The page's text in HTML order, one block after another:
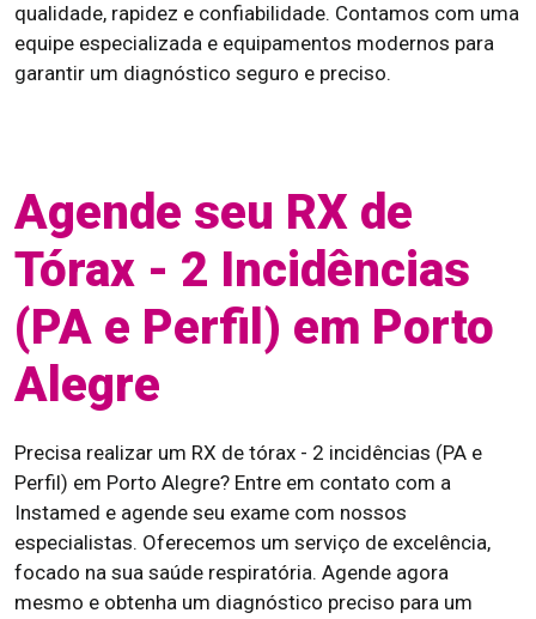
qualidade, rapidez e confiabilidade. Contamos com uma
equipe especializada e equipamentos modernos para
garantir um diagnóstico seguro e preciso.
Agende seu RX de
Tórax - 2 Incidências
(PA e Perfil) em Porto
Alegre
Precisa realizar um RX de tórax - 2 incidências (PA e
Perfil) em Porto Alegre? Entre em contato com a
Instamed e agende seu exame com nossos
especialistas. Oferecemos um serviço de excelência,
focado na sua saúde respiratória. Agende agora
mesmo e obtenha um diagnóstico preciso para um